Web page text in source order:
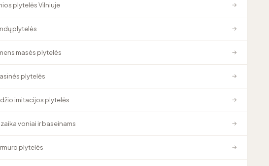
plytelės Vilniuje →
plytelės →
masės plytelės →
plytelės →
imitacijos plytelės →
voniai ir baseinams →
plytelės →